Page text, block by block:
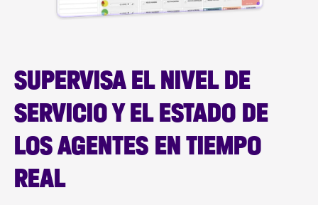
SUPERVISA EL NIVEL DE
SERVICIO Y EL ESTADO DE
LOS AGENTES EN TIEMPO
REAL